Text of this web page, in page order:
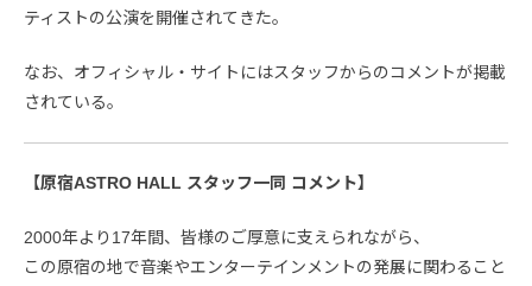
ティストの公演を開催されてきた。
なお、オフィシャル・サイトにはスタッフからのコメントが掲載
されている。
【原宿ASTRO HALL スタッフ一同 コメント】
2000年より17年間、皆様のご厚意に支えられながら、
この原宿の地で音楽やエンターテインメントの発展に関わること